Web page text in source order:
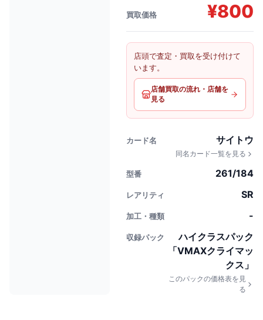
買取価格 ¥800
店頭で査定・買取を受け付けて
います。
店舗買取の流れ・店舗を
見る
カード名 サイトウ
同名カード一覧を見る
型番 261/184
レアリティ SR
加工・種類 -
収録パック
ハイクラスパック
「VMAXクライマッ
クス」
このパックの価格表を見
る